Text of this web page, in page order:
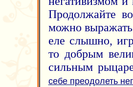
Продолжайте
можно выражать
еле слышно,
то добрым
сильным
себе преодолеть